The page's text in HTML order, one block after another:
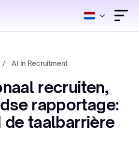
/ AI in Recruitment
recruiten,
rapportage:
de taalbarrière